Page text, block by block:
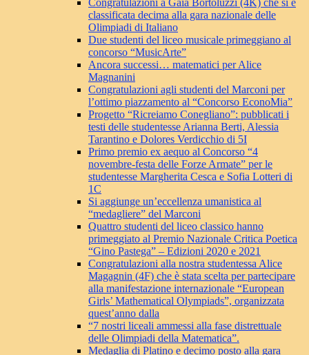
Congratulazioni a Gaia Bortoluzzi (4K) che si è
classificata decima alla gara nazionale delle
Olimpiadi di Italiano
Due studenti del liceo musicale primeggiano al
concorso “MusicArte”
Ancora successi… matematici per Alice
Magnanini
Congratulazioni agli studenti del Marconi per
l’ottimo piazzamento al “Concorso EconoMia”
Progetto “Ricreiamo Conegliano”: pubblicati i
testi delle studentesse Arianna Berti, Alessia
Tarantino e Dolores Verdicchio di 5I
Primo premio ex aequo al Concorso “4
novembre-festa delle Forze Armate” per le
studentesse Margherita Cesca e Sofia Lotteri di
1C
Si aggiunge un’eccellenza umanistica al
“medagliere” del Marconi
Quattro studenti del liceo classico hanno
primeggiato al Premio Nazionale Critica Poetica
“Gino Pastega” – Edizioni 2020 e 2021
Congratulazioni alla nostra studentessa Alice
Magagnin (4F) che è stata scelta per partecipare
alla manifestazione internazionale “European
Girls’ Mathematical Olympiads”, organizzata
quest’anno dalla
“7 nostri liceali ammessi alla fase distrettuale
delle Olimpiadi della Matematica”.
Medaglia di Platino e decimo posto alla gara